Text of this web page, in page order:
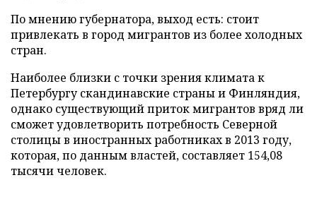
По мнению губернатора, выход есть: стоит
привлекать в город мигрантов из более холодных
стран.
Наиболее близки с точки зрения климата к
Петербургу скандинавские страны и Финляндия,
однако существующий приток мигрантов вряд ли
сможет удовлетворить потребность Северной
столицы в иностранных работниках в 2013 году,
которая, по данным властей, составляет 154,08
тысячи человек.